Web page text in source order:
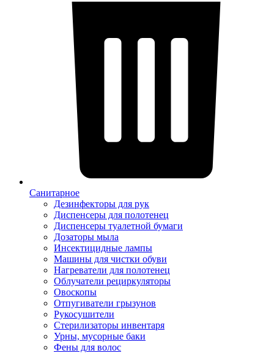
Санитарное
Дезинфекторы для рук
Диспенсеры для полотенец
Диспенсеры туалетной бумаги
Дозаторы мыла
Инсектицидные лампы
Машины для чистки обуви
Нагреватели для полотенец
Облучатели рециркуляторы
Овоскопы
Отпугиватели грызунов
Рукосушители
Стерилизаторы инвентаря
Урны, мусорные баки
Фены для волос